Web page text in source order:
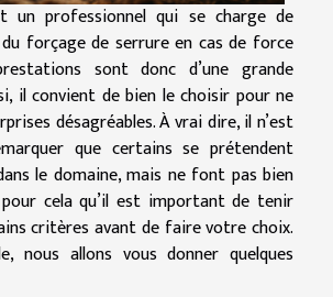
un professionnel qui se charge de
forçage de serrure en cas de force
sont donc d’une grande
il convient de bien le choisir pour ne
désagréables. À vrai dire, il n’est
que certains se prétendent
le domaine, mais ne font pas bien
cela qu’il est important de tenir
critères avant de faire votre choix.
nous allons vous donner quelques